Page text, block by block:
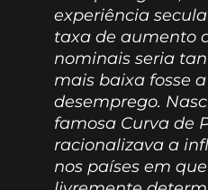
experiência
taxa de aumento
nominais seria
mais baixa fosse
desemprego.
famosa Curva de
racionalizava a
nos países em